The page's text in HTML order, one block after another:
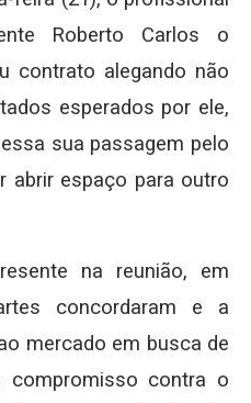
Roberto Carlos o
contrato alegando não
esperados por ele,
sua passagem pelo
abrir espaço para outro
na reunião, em
concordaram e a
mercado em busca de
contra o